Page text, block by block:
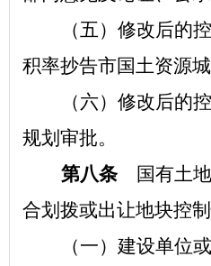
（五）修改后的
积率抄告市国土资源
（六）修改后的
规划审批。
第八条国有土地
合划拨或出让地块控
（一）建设单位